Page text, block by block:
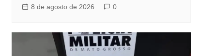
8 de agosto de 2026 0